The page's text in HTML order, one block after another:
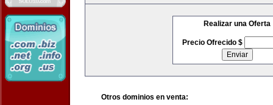
Realizar una Oferta
Precio Ofrecido $
Otros dominios en venta: